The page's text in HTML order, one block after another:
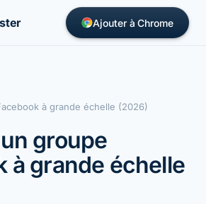
Ajouter à Chrome
à grande échelle (2026)
groupe
à grande échelle